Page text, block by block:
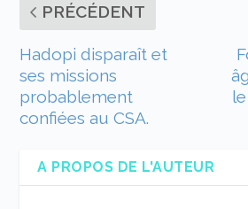
PRÉCÉDENT
Hadopi disparaît et
ses missions
probablement
confiées au CSA.
A PROPOS DE L'AUTEUR